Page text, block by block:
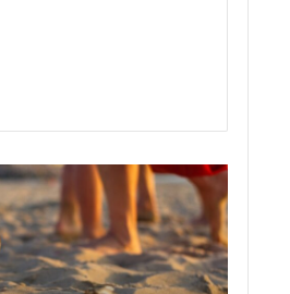
تفسير
رؤية
الجثث
في
المنام